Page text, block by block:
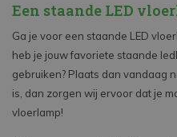
Een staande LED
Ga je voor een staande LED
heb je jouw favoriete staande
gebruiken? Plaats dan vandaag
is, dan zorgen wij ervoor dat je
vloerlamp!